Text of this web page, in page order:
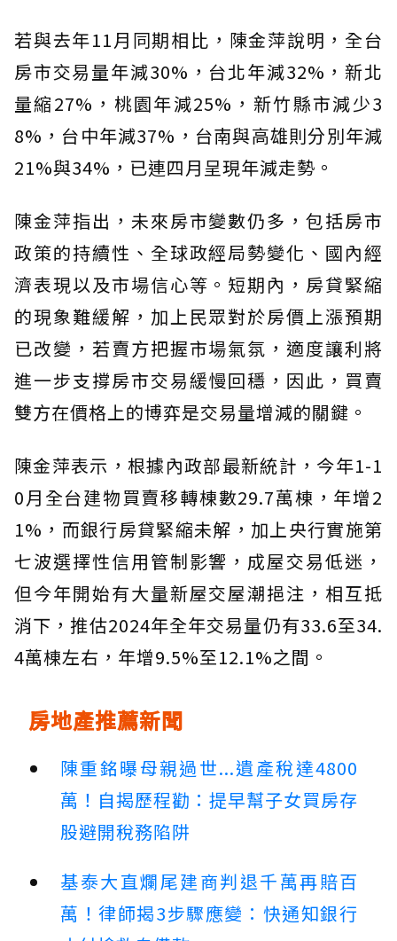
若與去年11月同期相比，陳金萍說明，全台
房市交易量年減30%，台北年減32%，新北
量縮27%，桃園年減25%，新竹縣市減少3
8%，台中年減37%，台南與高雄則分別年減
21%與34%，已連四月呈現年減走勢。
陳金萍指出，未來房市變數仍多，包括房市
政策的持續性、全球政經局勢變化、國內經
濟表現以及市場信心等。短期內，房貸緊縮
的現象難緩解，加上民眾對於房價上漲預期
已改變，若賣方把握市場氣氛，適度讓利將
進一步支撐房市交易緩慢回穩，因此，買賣
雙方在價格上的博弈是交易量增減的關鍵。
陳金萍表示，根據內政部最新統計，今年1-1
0月全台建物買賣移轉棟數29.7萬棟，年增2
1%，而銀行房貸緊縮未解，加上央行實施第
七波選擇性信用管制影響，成屋交易低迷，
但今年開始有大量新屋交屋潮挹注，相互抵
消下，推估2024年全年交易量仍有33.6至34.
4萬棟左右，年增9.5%至12.1%之間。
房地產推薦新聞
陳重銘曝母親過世...遺產稅達4800
萬！自揭歷程勸：提早幫子女買房存
股避開稅務陷阱
基泰大直爛尾建商判退千萬再賠百
萬！律師揭3步驟應變：快通知銀行